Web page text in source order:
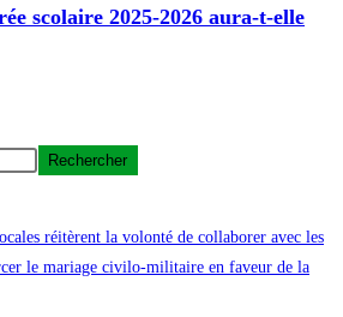
scolaire 2025-2026 aura-t-elle
Rechercher
réitèrent la volonté de collaborer avec les
le mariage civilo-militaire en faveur de la